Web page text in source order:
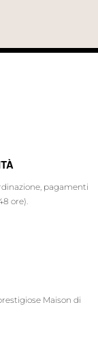
pagamenti
ore).
Maison di